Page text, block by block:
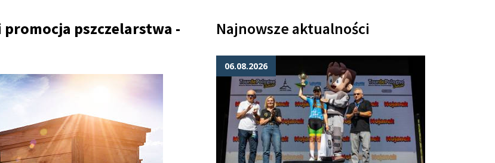
pszczelarstwa -
Najnowsze aktualności
06.08.2026